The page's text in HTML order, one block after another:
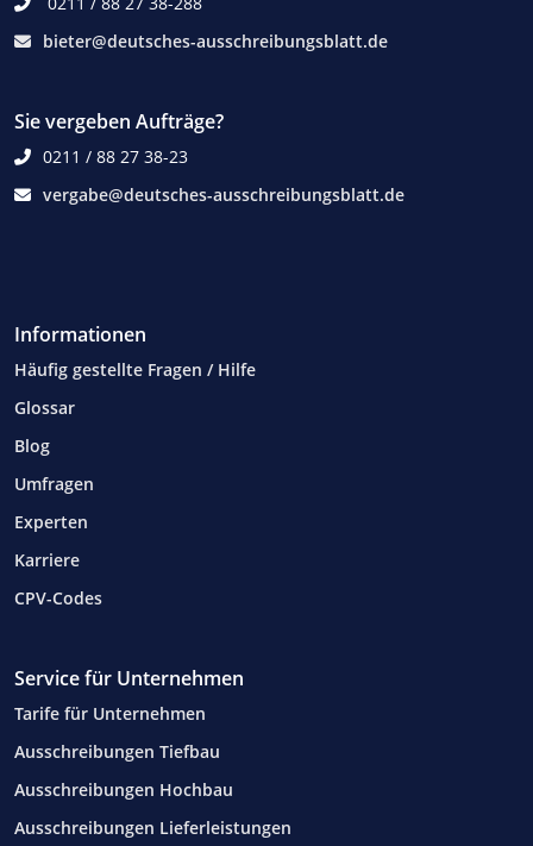
bieter@deutsches-ausschreibungsblatt.de
Sie vergeben Aufträge?
0211 / 88 27 38-23
vergabe@deutsches-ausschreibungsblatt.de
Informationen
Häufig gestellte Fragen / Hilfe
Glossar
Blog
Umfragen
Experten
Karriere
CPV-Codes
Service für Unternehmen
Tarife für Unternehmen
Ausschreibungen Tiefbau
Ausschreibungen Hochbau
Ausschreibungen Lieferleistungen